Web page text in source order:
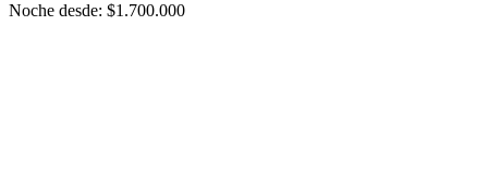
Noche desde: $1.700.000